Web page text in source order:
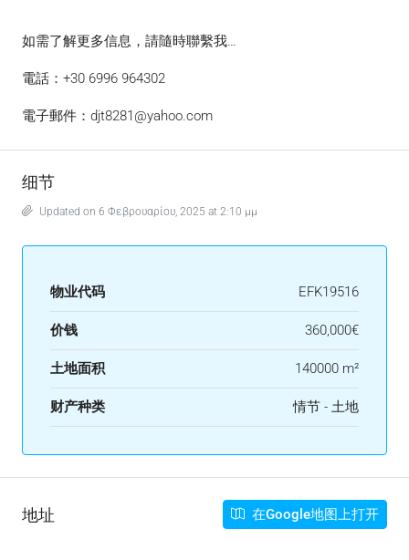
如需了解更多信息，請隨時聯繫我…
電話：+30 6996 964302
電子郵件：djt8281@yahoo.com
细节
Updated on 6 Φεβρουαρίου, 2025 at 2:10 μμ
物业代码 EFK19516
价钱 360,000€
土地面积 140000 m²
财产种类 情节 - 土地
地址 在Google地图上打开